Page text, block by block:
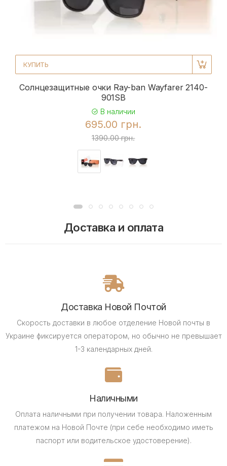
КУПИТЬ
Солнцезащитные очки Ray-ban Wayfarer 2140-
901SB
В наличии
695.00 грн.
1390.00 грн.
Доставка и оплата
Доставка Новой Почтой
Скорость доставки в любое отделение Новой почты в
Украине фиксируется оператором, но обычно не превышает
1-3 календарных дней.
Наличными
Оплата наличными при получении товара. Наложенным
платежом на Новой Почте (при себе необходимо иметь
паспорт или водительское удостоверение).